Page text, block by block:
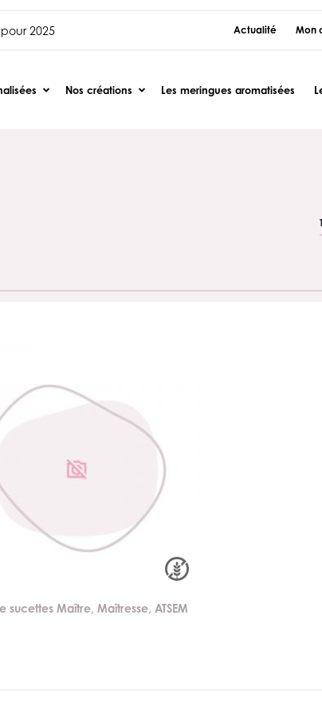
2025 Actualité Mon
Nos créations Les meringues aromatisées
sucettes Maître, Maîtresse, ATSEM